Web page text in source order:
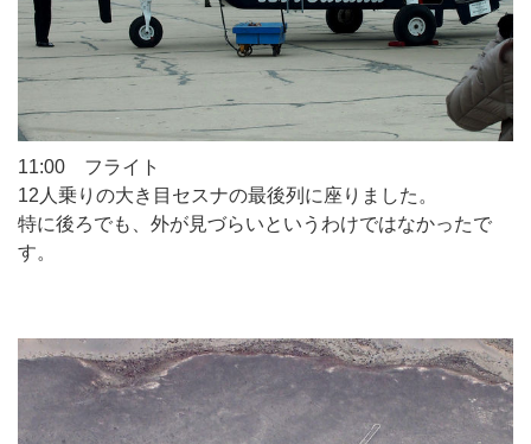
11:00 フライト
12人乗りの大き目セスナの最後列に座りました。
特に後ろでも、外が見づらいというわけではなかったで
す。